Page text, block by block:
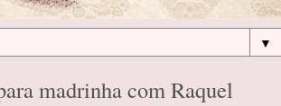
▼
madrinha com Raquel